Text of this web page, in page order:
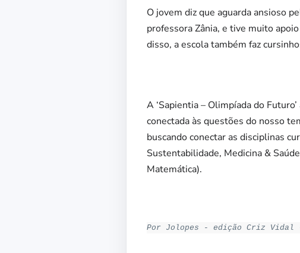
O jovem diz que aguarda ansioso
professora Zânia, e tive muito
disso, a escola também faz
A ‘Sapientia – Olimpíada do
conectada às questões do nosso
buscando conectar as disciplinas
Sustentabilidade, Medicina &
Matemática).
Por Jolopes - edição Criz Vidal -